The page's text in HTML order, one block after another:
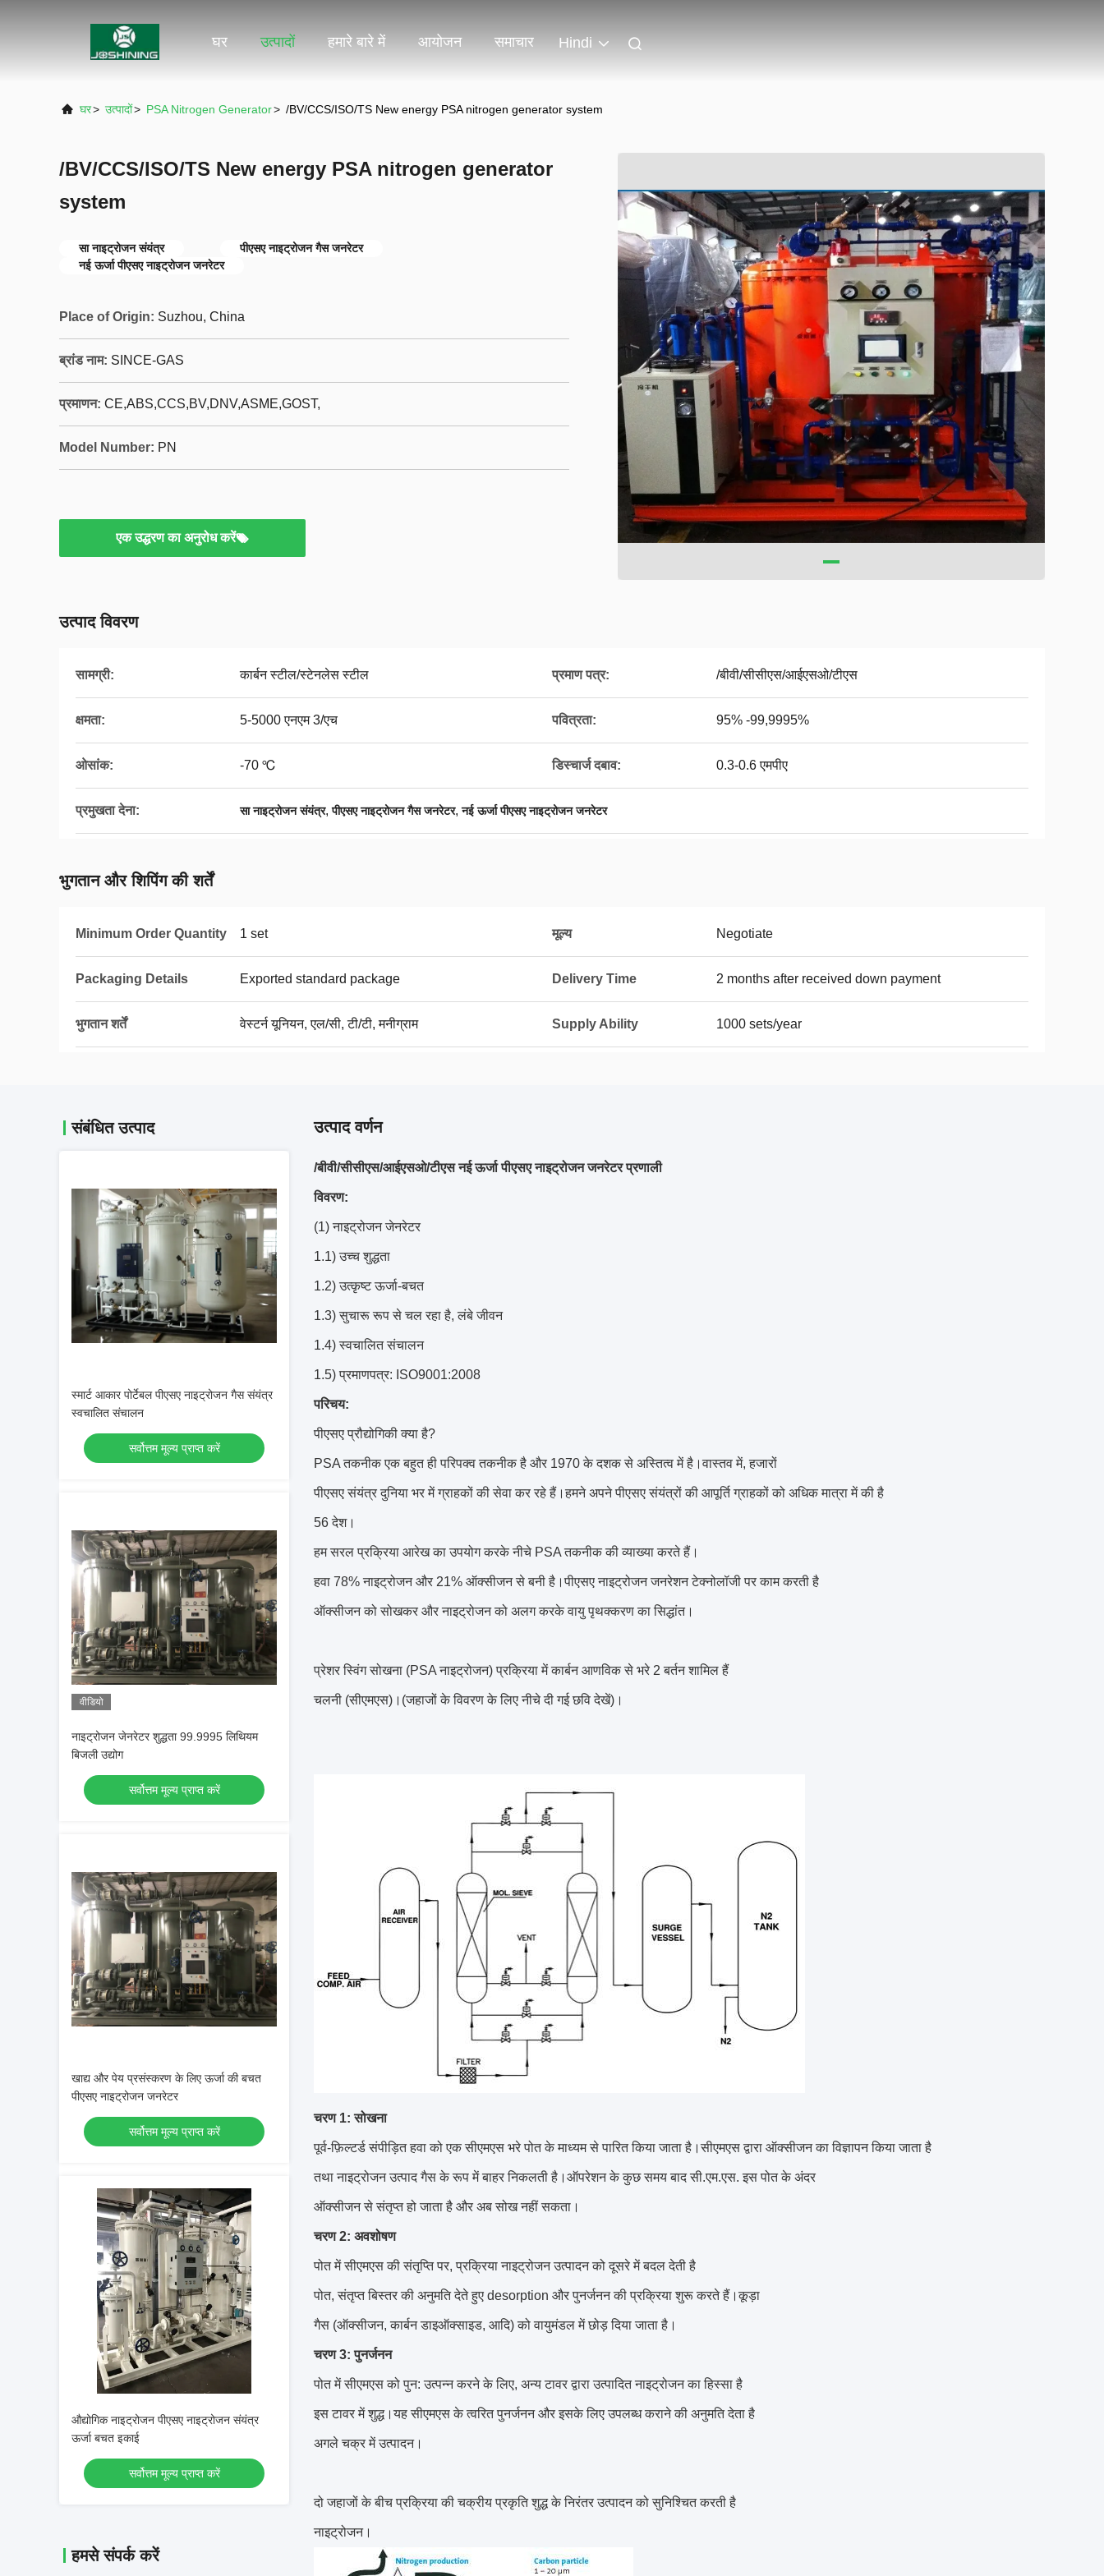
घर उत्पादों हमारे बारे में आयोजन समाचार Hindi
घर> उत्पादों> PSA Nitrogen Generator> /BV/CCS/ISO/TS New energy PSA nitrogen generator system
/BV/CCS/ISO/TS New energy PSA nitrogen generator
system
सा नाइट्रोजन संयंत्र
पीएसए नाइट्रोजन गैस जनरेटर
नई ऊर्जा पीएसए नाइट्रोजन जनरेटर
Place of Origin: Suzhou, China
ब्रांड नाम: SINCE-GAS
प्रमाणन: CE,ABS,CCS,BV,DNV,ASME,GOST,
Model Number: PN
एक उद्धरण का अनुरोध करें
उत्पाद विवरण
सामग्री: कार्बन स्टील/स्टेनलेस स्टील प्रमाण पत्र: /बीवी/सीसीएस/आईएसओ/टीएस
क्षमता: 5-5000 एनएम 3/एच पवित्रता: 95% -99,9995%
ओसांक: -70 ℃ डिस्चार्ज दबाव: 0.3-0.6 एमपीए
प्रमुखता देना: सा नाइट्रोजन संयंत्र,पीएसए नाइट्रोजन गैस जनरेटर,नई ऊर्जा पीएसए नाइट्रोजन जनरेटर
भुगतान और शिपिंग की शर्तें
Minimum Order Quantity 1 set मूल्य Negotiate
Packaging Details Exported standard package Delivery Time 2 months after received down payment
भुगतान शर्तें वेस्टर्न यूनियन, एल/सी, टी/टी, मनीग्राम Supply Ability 1000 sets/year
संबंधित उत्पाद
स्मार्ट आकार पोर्टेबल पीएसए नाइट्रोजन गैस संयंत्र
स्वचालित संचालन
सर्वोत्तम मूल्य प्राप्त करें
वीडियो
नाइट्रोजन जेनरेटर शुद्धता 99.9995 लिथियम
बिजली उद्योग
सर्वोत्तम मूल्य प्राप्त करें
खाद्य और पेय प्रसंस्करण के लिए ऊर्जा की बचत
पीएसए नाइट्रोजन जनरेटर
सर्वोत्तम मूल्य प्राप्त करें
औद्योगिक नाइट्रोजन पीएसए नाइट्रोजन संयंत्र
ऊर्जा बचत इकाई
सर्वोत्तम मूल्य प्राप्त करें
हमसे संपर्क करें
उत्पाद वर्णन
/बीवी/सीसीएस/आईएसओ/टीएस नई ऊर्जा पीएसए नाइट्रोजन जनरेटर प्रणाली
विवरण:
(1) नाइट्रोजन जेनरेटर
1.1) उच्च शुद्धता
1.2) उत्कृष्ट ऊर्जा-बचत
1.3) सुचारू रूप से चल रहा है, लंबे जीवन
1.4) स्वचालित संचालन
1.5) प्रमाणपत्र: ISO9001:2008
परिचय:
पीएसए प्रौद्योगिकी क्या है?
PSA तकनीक एक बहुत ही परिपक्व तकनीक है और 1970 के दशक से अस्तित्व में है।वास्तव में, हजारों
पीएसए संयंत्र दुनिया भर में ग्राहकों की सेवा कर रहे हैं।हमने अपने पीएसए संयंत्रों की आपूर्ति ग्राहकों को अधिक मात्रा में की है
56 देश।
हम सरल प्रक्रिया आरेख का उपयोग करके नीचे PSA तकनीक की व्याख्या करते हैं।
हवा 78% नाइट्रोजन और 21% ऑक्सीजन से बनी है।पीएसए नाइट्रोजन जनरेशन टेक्नोलॉजी पर काम करती है
ऑक्सीजन को सोखकर और नाइट्रोजन को अलग करके वायु पृथक्करण का सिद्धांत।
प्रेशर स्विंग सोखना (PSA नाइट्रोजन) प्रक्रिया में कार्बन आणविक से भरे 2 बर्तन शामिल हैं
चलनी (सीएमएस)।(जहाजों के विवरण के लिए नीचे दी गई छवि देखें)।
चरण 1: सोखना
पूर्व-फ़िल्टर्ड संपीड़ित हवा को एक सीएमएस भरे पोत के माध्यम से पारित किया जाता है।सीएमएस द्वारा ऑक्सीजन का विज्ञापन किया जाता है
तथा नाइट्रोजन उत्पाद गैस के रूप में बाहर निकलती है।ऑपरेशन के कुछ समय बाद सी.एम.एस. इस पोत के अंदर
ऑक्सीजन से संतृप्त हो जाता है और अब सोख नहीं सकता।
चरण 2: अवशोषण
पोत में सीएमएस की संतृप्ति पर, प्रक्रिया नाइट्रोजन उत्पादन को दूसरे में बदल देती है
पोत, संतृप्त बिस्तर की अनुमति देते हुए desorption और पुनर्जनन की प्रक्रिया शुरू करते हैं।कूड़ा
गैस (ऑक्सीजन, कार्बन डाइऑक्साइड, आदि) को वायुमंडल में छोड़ दिया जाता है।
चरण 3: पुनर्जनन
पोत में सीएमएस को पुन: उत्पन्न करने के लिए, अन्य टावर द्वारा उत्पादित नाइट्रोजन का हिस्सा है
इस टावर में शुद्ध।यह सीएमएस के त्वरित पुनर्जनन और इसके लिए उपलब्ध कराने की अनुमति देता है
अगले चक्र में उत्पादन।
दो जहाजों के बीच प्रक्रिया की चक्रीय प्रकृति शुद्ध के निरंतर उत्पादन को सुनिश्चित करती है
नाइट्रोजन।